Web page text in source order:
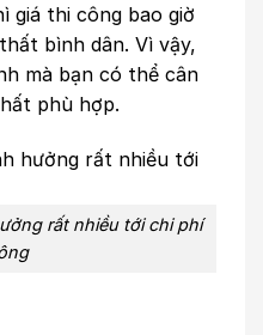
giá thi công bao giờ
bình dân. Vì vậy,
mà bạn có thể cân
phù hợp.
rất nhiều tới chi phí